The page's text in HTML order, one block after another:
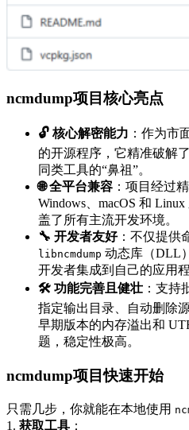
ncmdump项目核心亮点
🔓 核心解密能力 ：作为市
的开源程序，它精准破解
同类工具的“鼻祖”。
🌐 全平台兼容 ：项目经过
Windows、macOS 和
盖了所有主流开发环境。
🔧 开发者友好：不仅提供
libncmdump 动态库（DLL
开发者集成到自己的应用
🛠️ 功能完善且健壮 ：支持
指定输出目录、自动删除
早期版本的内存溢出和
题，稳定性极高。
ncmdump项目快速开始
只需几步，你就能在本地使用
1. 获取工具 ：